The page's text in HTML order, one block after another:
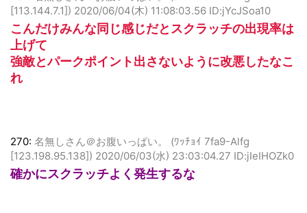
451:名無しさん＠お腹いっぱい。 (ﾜｯﾁｮｲ 8f73-Alfg
[113.144.7.1]) 2020/06/04(木) 11:08:03.56 ID:jYcJSoa10
こんだけみんな同じ感じだとスクラッチの出現率は
上げて
強敵とパークポイント出さないように改悪したなこ
270:名無しさん＠お腹いっぱい。 (ﾜｯﾁｮｲ 7fa9-Alfg
[123.198.95.138]) 2020/06/03(水) 23:03:04.27 ID:jIeIHOZk0